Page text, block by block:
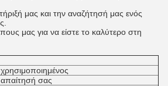
μας και την αναζήτησή μας ενός
μας για να είστε το καλύτερο στη
σας